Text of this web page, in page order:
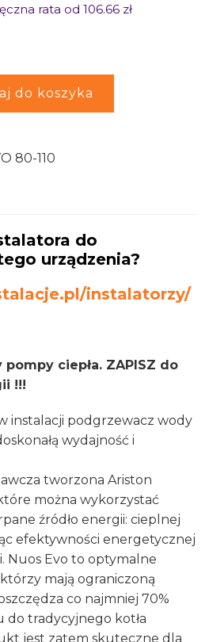
rata od 106.66 zł
do koszyka
80-110
do
urządzenia?
instalatorzy/
ciepła. ZAPISZ do
!!!
instalacji podgrzewacz wody
wydajność i
tworzona Ariston
można wykorzystać
źródło energii: cieplnej
efektywności energetycznej
Nuos Evo to optymalne
mają ograniczoną
co najmniej 70%
tradycyjnego kotła
jest zatem skuteczne dla